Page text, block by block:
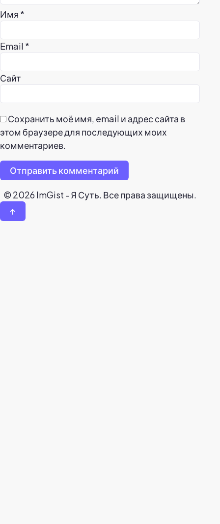
Имя *
Email *
Сайт
Сохранить моё имя, email и адрес сайта в
этом браузере для последующих моих
комментариев.
Отправить комментарий
© 2026 ImGist - Я Суть. Все права защищены.
↑